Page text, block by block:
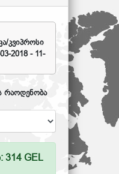
კვიპროსი
2018 - 11-
რაოდენობა
314 GEL